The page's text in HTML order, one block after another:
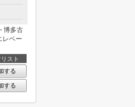
博多古
レベー
スト
する
する